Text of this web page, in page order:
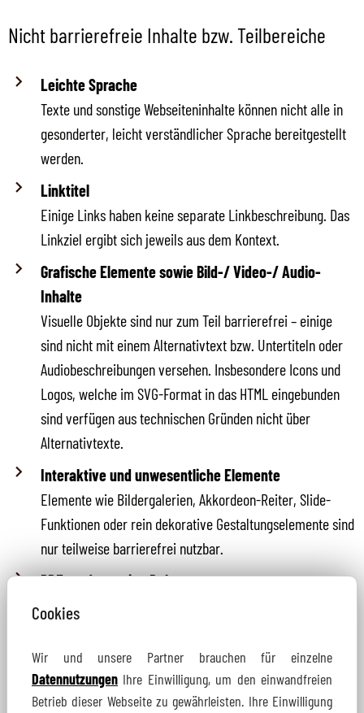
Nicht barrierefreie Inhalte bzw. Teilbereiche
Leichte Sprache
Texte und sonstige Webseiteninhalte können nicht alle in
gesonderter, leicht verständlicher Sprache bereitgestellt
werden.
Linktitel
Einige Links haben keine separate Linkbeschreibung. Das
Linkziel ergibt sich jeweils aus dem Kontext.
Grafische Elemente sowie Bild-/ Video-/ Audio-
Inhalte
Visuelle Objekte sind nur zum Teil barrierefrei – einige
sind nicht mit einem Alternativtext bzw. Untertiteln oder
Audiobeschreibungen versehen. Insbesondere Icons und
Logos, welche im SVG-Format in das HTML eingebunden
sind verfügen aus technischen Gründen nicht über
Alternativtexte.
Interaktive und unwesentliche Elemente
Elemente wie Bildergalerien, Akkordeon-Reiter, Slide-
Funktionen oder rein dekorative Gestaltungselemente sind
nur teilweise barrierefrei nutzbar.
PDF- und sonstige Dokumente
Dokumente (z.B. PDF), welche über die Webseite
Sie sind u. a. nicht in gut lesbarer Standardschrift
verfügbar, nicht mit Lesezeichen oder ggf. auch nicht mit
Alternativtexten für Bilder versehen.
Cookies
Wir und unsere Partner brauchen für einzelne
Datennutzungen Ihre Einwilligung, um den einwandfreien
Betrieb dieser Webseite zu gewährleisten. Ihre Einwilligung